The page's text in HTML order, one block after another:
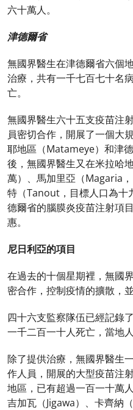
六十萬人。
津德爾省
無國界醫生在津德爾省六個
治療，共有一千七百七十名
亡。
無國界醫生六十五支疫苗注
員密切合作，開展了一個大
耶地區（Matameye）和津
後，無國界醫生又在米拉哈
萬）、馬加里亞（Magaria
特（Tanout，目標人口為十
德爾省的腦膜炎疫苗注射項
惠。
尼日利亞的項目
在過去的十個星期裡，無國
密合作，控制疫情的擴散，
四十六支監察隊伍已經記錄
一千二百一十人死亡，當地
除了提供治療，無國界醫生
作人員，開展的大型疫苗注
地區，已有超過一百一十萬
吉加瓦（Jigawa）、卡齊納